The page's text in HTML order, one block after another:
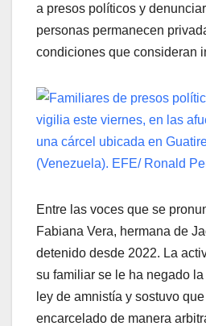
a presos políticos y
personas permanecen
condiciones que consideran
Entre las voces que se
Fabiana Vera, hermana de
detenido desde 2022. La
su familiar se le ha negado
ley de amnistía y sostuvo
encarcelado de manera